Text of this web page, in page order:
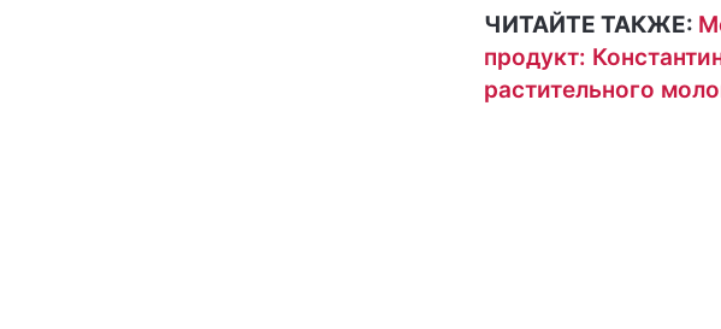
ЧИТАЙТЕ ТАКЖЕ:
продукт:
растительного